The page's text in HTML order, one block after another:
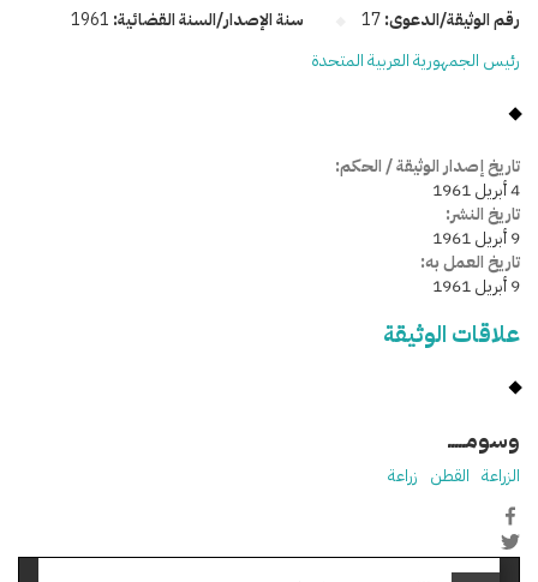
رقم الوثيقة/الدعوى:17 سنة الإصدار/السنة القضائية: 1961
رئيس الجمهورية العربية المتحدة
تاريخ إصدار الوثيقة / الحكم:
4 أبريل 1961
تاريخ النشر:
9 أبريل 1961
تاريخ العمل به:
9 أبريل 1961
علاقات الوثيقة
وسومـــــ
الزراعة القطن زراعة